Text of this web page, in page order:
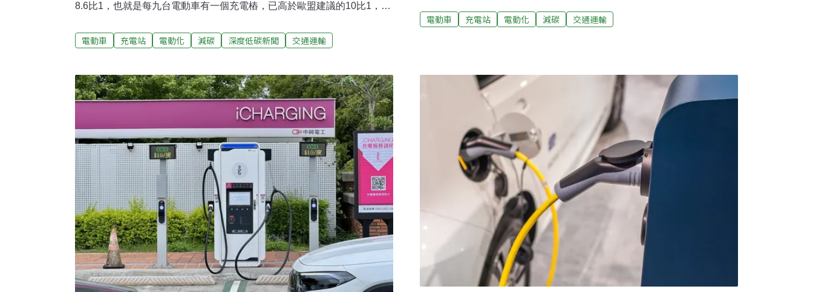
8.6比1，也就是每九台電動車有一個充電樁，已高於歐盟建議的10比1，下
地、資料整合、電網與平台等，建立政策基礎。充電設施比例超越歐盟標
準 下一步是轉型成服務治理台灣目標2040年達成市售車輛100%電動化。
民幫推協會理事長、前台北市交通局長鍾慧諭分析指出，台灣的電動車數
量成長很快，截至2026年1月，已經有12萬8000輛電動車上路，占全體車
輛1.73%，這樣的進展已經超過國發會最初在淨零路徑中預估的1.4%。且
各項充電配套措施、法規也在修訂調整中，例如停車場相關法規開始要求
充電車位必須達一定門檻，「看起來做得差不多了。」電動車輛成長
電動車 充電站 電動化 減碳 深度低碳新聞 交通運輸
場「餅做大」，並藉由更方便的充電環境，吸引更多燃油車車主轉向電動
車。11業者串聯全台6成DC快充槍，OCPI協定成關鍵該計畫期望打造「全
畢，就能實現跨品牌充電互通，電動車主只需使用單一會員帳號，就能在
不同品牌站點啟動充電服務，降低跨平台使用門檻，減少需要下載的APP
與切換帳號的不便，擴大車主可使用的充電網路範圍。源點
電動車 充電站 電動化 減碳 交通運輸